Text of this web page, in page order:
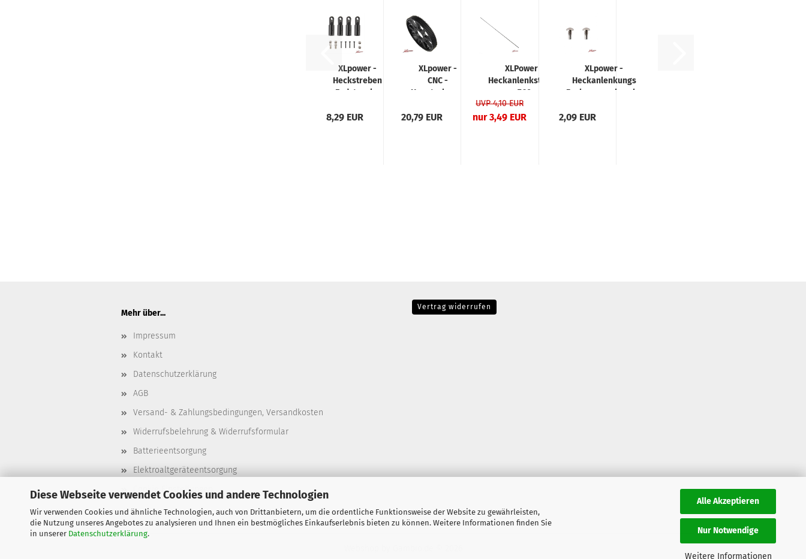
Diese Webseite verwendet Cookies und andere Technologien
Wir verwenden Cookies und ähnliche Technologien, auch von Drittanbietern, um die ordentliche Funktionsweise der Website zu gewährleisten,
die Nutzung unseres Angebotes zu analysieren und Ihnen ein bestmögliches Einkaufserlebnis bieten zu können. Weitere Informationen finden Sie
in unserer Datenschutzerklärung.
Alle Akzeptieren
Nur Notwendige
Weitere Informationen
XLpower -
Heckstreben
Endstuecke
8,29 EUR
XLpower -
CNC -
Hauptzahnrad
20,79 EUR
XLPower -
Heckanlenkstange
760
UVP 4,10 EUR
nur 3,49 EUR
XLpower -
Heckanlenkungs
Fuehrungsschraube
2,09 EUR
Mehr über...
Impressum
Kontakt
Datenschutzerklärung
AGB
Versand- & Zahlungsbedingungen, Versandkosten
Widerrufsbelehrung & Widerrufsformular
Batterieentsorgung
Elektroaltgeräteentsorgung
Cookie Einstellungen
Vertrag widerrufen